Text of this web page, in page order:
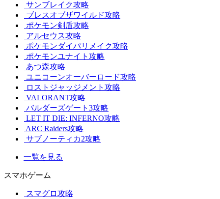
サンブレイク攻略
ブレスオブザワイルド攻略
ポケモン剣盾攻略
アルセウス攻略
ポケモンダイパリメイク攻略
ポケモンユナイト攻略
あつ森攻略
ユニコーンオーバーロード攻略
ロストジャッジメント攻略
VALORANT攻略
バルダーズゲート3攻略
LET IT DIE: INFERNO攻略
ARC Raiders攻略
サブノーティカ2攻略
一覧を見る
スマホゲーム
スマグロ攻略